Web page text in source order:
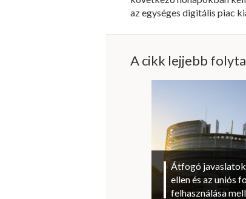
az egységes digitális piac
A cikk lejjebb
Átfogó
ellen és az uniós
felhasználása